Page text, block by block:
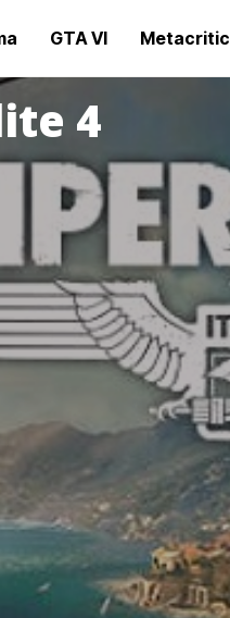
GTA VI Metacritic
4